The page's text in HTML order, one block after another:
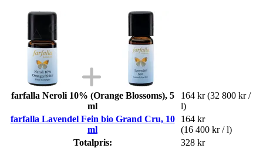
farfalla Neroli 10% (Orange Blossoms), 5
ml
164 kr (32 800 kr /
l)
farfalla Lavendel Fein bio Grand Cru, 10
ml
164 kr
(16 400 kr / l)
Totalpris:
328 kr